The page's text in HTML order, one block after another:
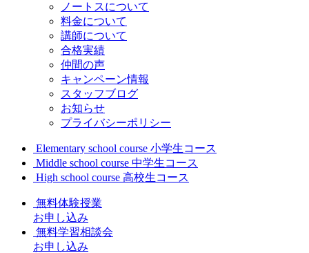
ノートスについて
料金について
講師について
合格実績
仲間の声
キャンペーン情報
スタッフブログ
お知らせ
プライバシーポリシー
Elementary school course 小学生コース
Middle school course 中学生コース
High school course 高校生コース
無料体験授業
お申し込み
無料学習相談会
お申し込み